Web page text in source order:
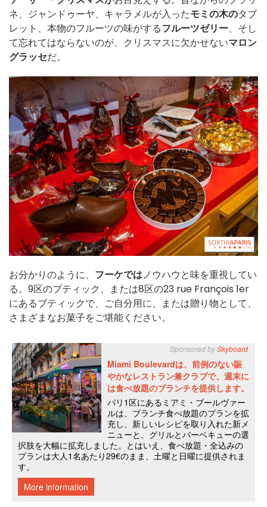
ネ、ジャンドゥーヤ、キャラメルが入ったモミの木のタブ
レット、本物のフルーツの味がするフルーツゼリー、そし
て忘れてはならないのが、クリスマスに欠かせないマロン
グラッセだ。
お分かりのように、 フーケではノウハウと味を重視してい
る。9区のブティック、または8区の23 rue François 1er
にあるブティックで、ご自分用に、または贈り物として、
さまざまなお菓子をご堪能ください。